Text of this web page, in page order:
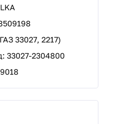
33027, 2217)
33027-2304800